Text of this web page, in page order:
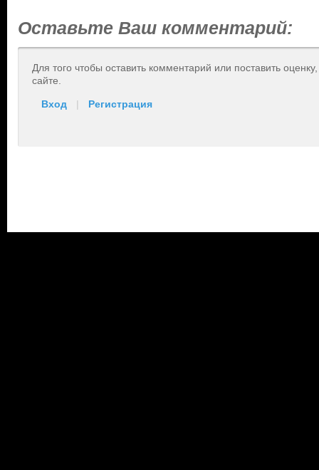
Оставьте Ваш комментарий:
Для того чтобы оставить комментарий или поставить
сайте.
Вход | Регистрация